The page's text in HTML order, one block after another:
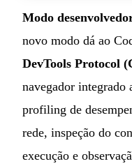
Modo
novo modo dá ao
DevTools Protocol
navegador
profiling de
rede, inspeção do
execução e